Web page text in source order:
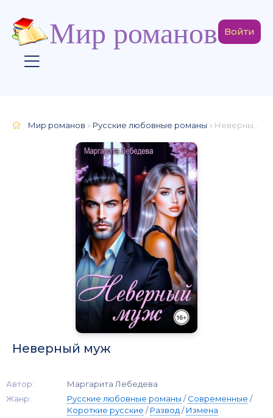
Мир романов Войти
Мир романов » Русские любовные романы » Неверный муж
Неверный муж
Автор:
Маргарита Лебедева
Жанр:
Русские любовные романы /Современные /
Короткие русские /Развод /Измена